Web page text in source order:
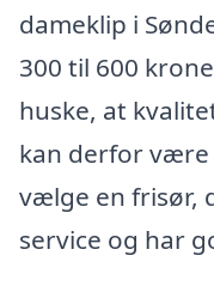
dameklip i
300 til 600
huske, at
kan derfor
vælge en frisør,
service og har